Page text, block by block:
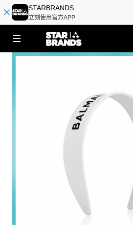
STARBRANDS
立刻使用官方APP